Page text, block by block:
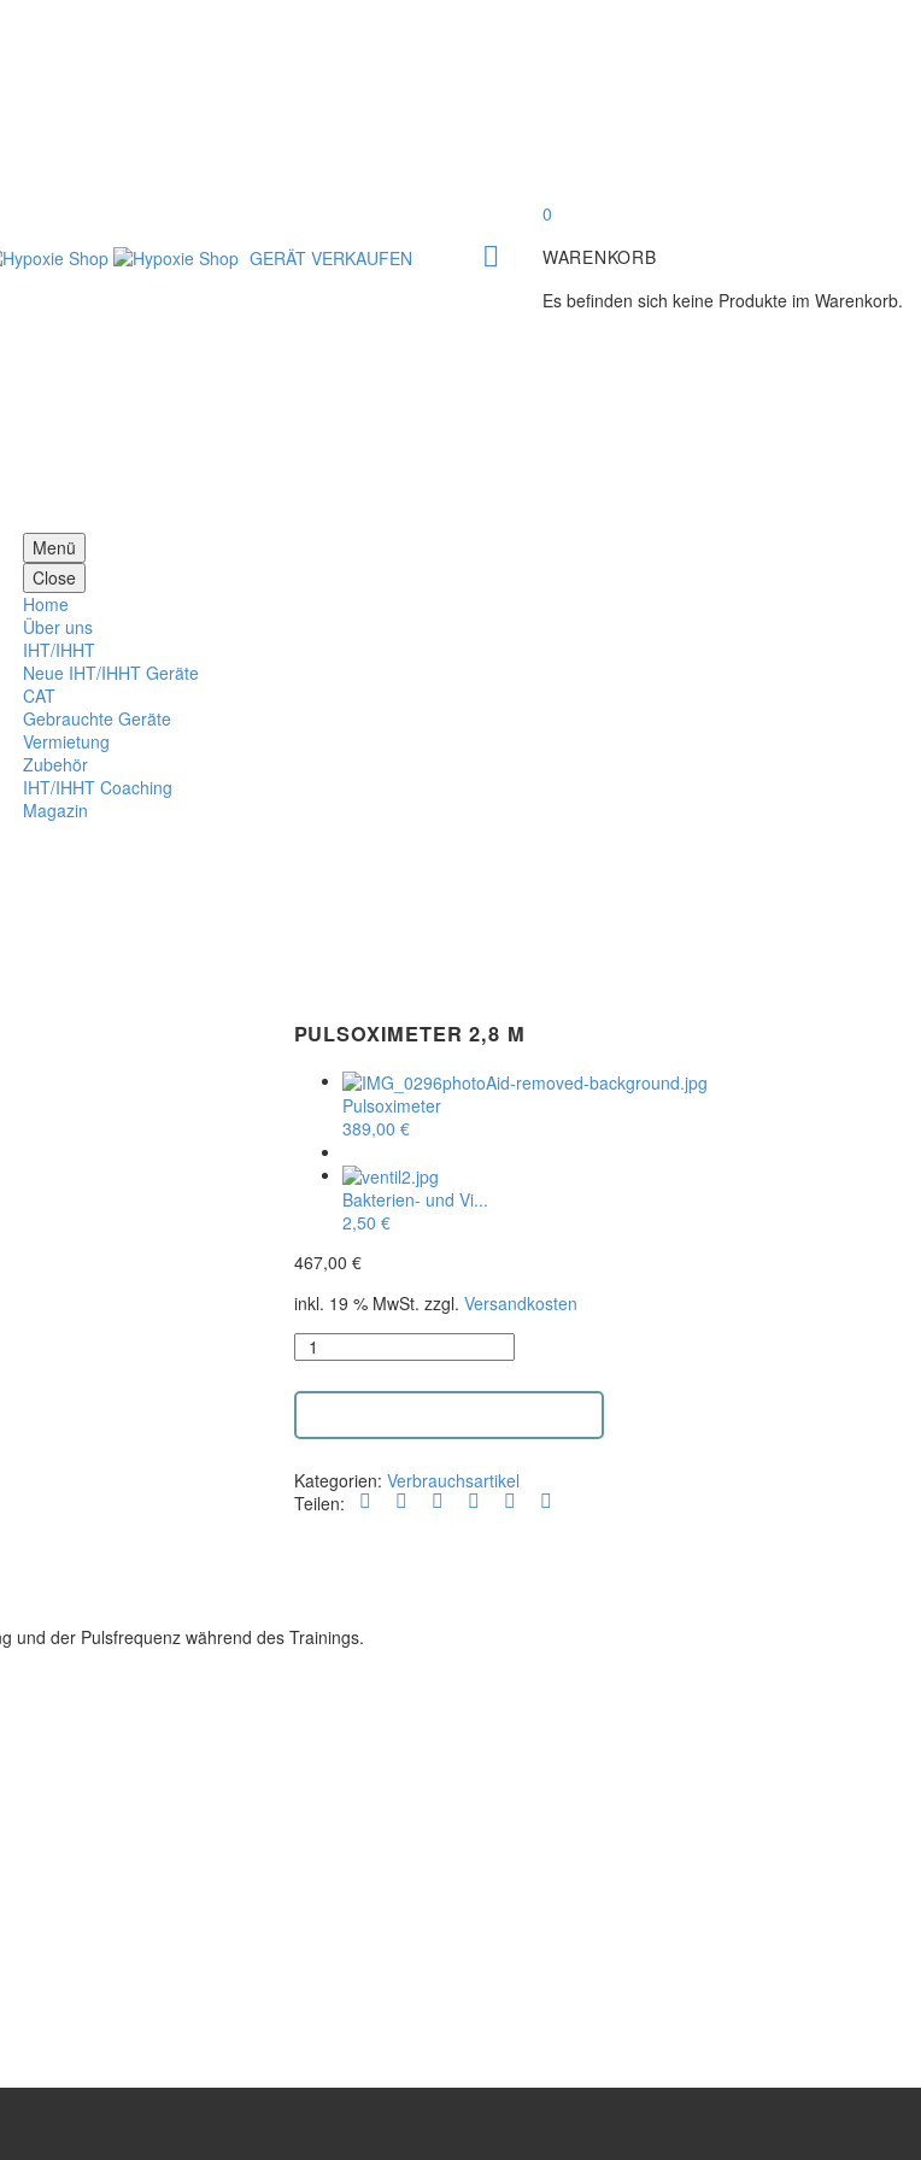
GERÄT VERKAUFEN 

0
WARENKORB
Es befinden sich keine Produkte im Warenkorb.
Menü
Close
Home
Über uns
IHT/IHHT
Neue IHT/IHHT Geräte
CAT
Gebrauchte Geräte
Vermietung
Zubehör
IHT/IHHT Coaching
Magazin
PULSOXIMETER 2,8 M
Pulsoximeter
389,00 €
Bakterien- und Vi...
2,50 €
467,00 €
inkl. 19 % MwSt. zzgl. Versandkosten
Pulsoximeter
2,8
m
Kategorien: Verbrauchsartikel
Teilen:
und der Pulsfrequenz während des Trainings.